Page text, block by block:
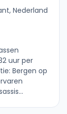
Nederland
uur per
Bergen op